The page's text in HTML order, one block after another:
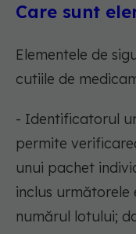
Care sunt
Elementele de
cutiile de
- Identificatorul
permite
unui pachet
inclus următorele
numărul lotului;